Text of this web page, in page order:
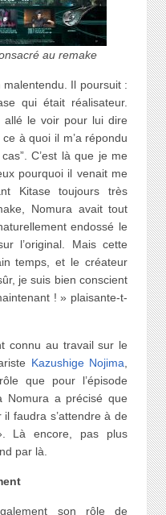
au remake
Il poursuit :
qui était réalisateur.
allé le voir pour lui dire
à quoi il m’a répondu
C’est là que je me
pourquoi il venait me
Kitase toujours très
Nomura avait tout
endossé le
l’original. Mais cette
temps, et le créateur
je suis bien conscient
! » plaisante-t-
connu au travail sur le
Kazushige Nojima
que pour l’épisode
Nomura a précisé que
faudra s’attendre à de
Là encore, pas plus
par là.
son rôle de